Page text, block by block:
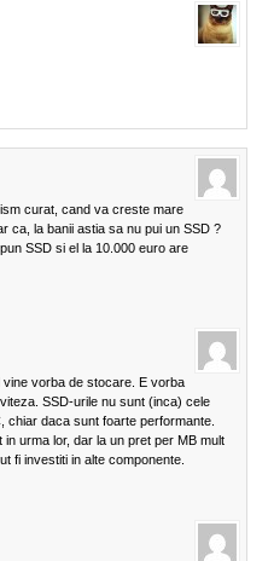
curat, cand va creste mare
ca, la banii astia sa nu pui un SSD ?
SSD si el la 10.000 euro are
vorba de stocare. E vorba
SSD-urile nu sunt (inca) cele
chiar daca sunt foarte performante.
urma lor, dar la un pret per MB mult
fi investiti in alte componente.